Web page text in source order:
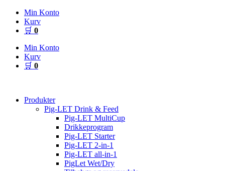
Videre
indhold
Min Konto
Kurv
🛒 0
Min Konto
Kurv
🛒 0
Produkter
Pig-LET Drink & Feed
Pig-LET MultiCup
Drikkeprogram
Pig-LET Starter
Pig-LET 2-in-1
Pig-LET all-in-1
PigLet Wet/Dry